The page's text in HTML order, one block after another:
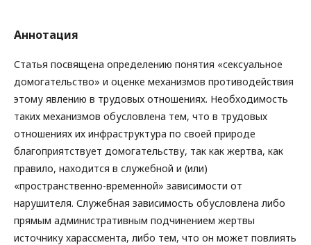
Аннотация
Статья посвящена определению понятия «сексуальное
домогательство» и оценке механизмов противодействия
этому явлению в трудовых отношениях. Необходимость
таких механизмов обусловлена тем, что в трудовых
отношениях их инфраструктура по своей природе
благоприятствует домогательству, так как жертва, как
правило, находится в служебной и (или)
«пространственно-временной» зависимости от
нарушителя. Служебная зависимость обусловлена либо
прямым административным подчинением жертвы
источнику харассмента, либо тем, что он может повлиять